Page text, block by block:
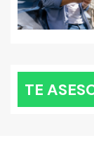
TE